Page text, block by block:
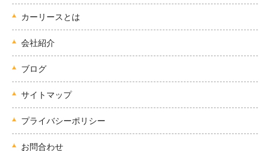
カーリースとは
会社紹介
ブログ
サイトマップ
プライバシーポリシー
お問合わせ